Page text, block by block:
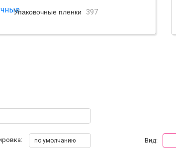
Упаковочные пленки 397
по умолчанию Вид: